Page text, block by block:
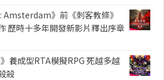
Amsterdam》前《刺客教條》
歷時十多年開發新影片釋出序章
養成型RTA模擬RPG 死越多越
殺